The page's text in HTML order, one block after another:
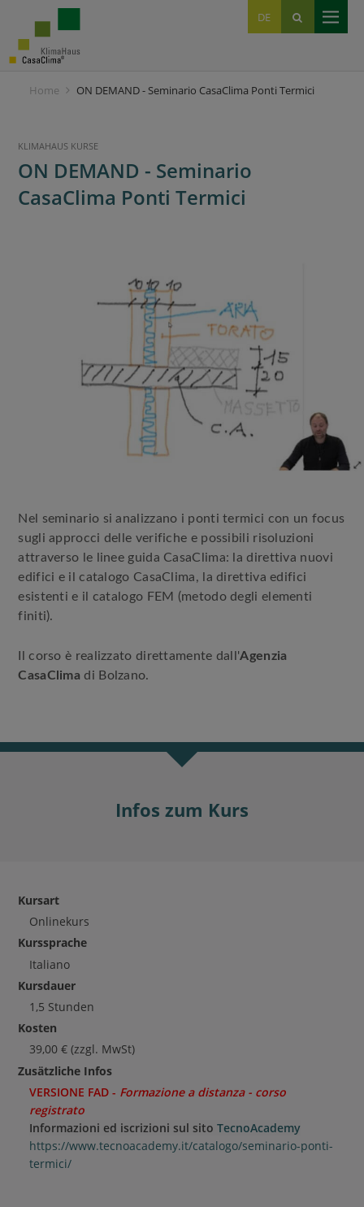
DE
IT
EN
Home ON DEMAND - Seminario CasaClima Ponti Termici
KLIMAHAUS KURSE
ON DEMAND - Seminario
CasaClima Ponti Termici
Nel seminario si analizzano i ponti termici con un focus
sugli approcci delle verifiche e possibili risoluzioni
attraverso le linee guida CasaClima: la direttiva nuovi
edifici e il catalogo CasaClima, la direttiva edifici
esistenti e il catalogo FEM (metodo degli elementi
finiti).
Il corso è realizzato direttamente dall'Agenzia
CasaClima di Bolzano.
Infos zum Kurs
Kursart
Onlinekurs
Kurssprache
Italiano
Kursdauer
1,5 Stunden
Kosten
39,00 € (zzgl. MwSt)
Zusätzliche Infos
VERSIONE FAD - Formazione a distanza - corso
registrato
Informazioni ed iscrizioni sul sitoTecnoAcademy
https://www.tecnoacademy.it/catalogo/seminario-ponti-
termici/